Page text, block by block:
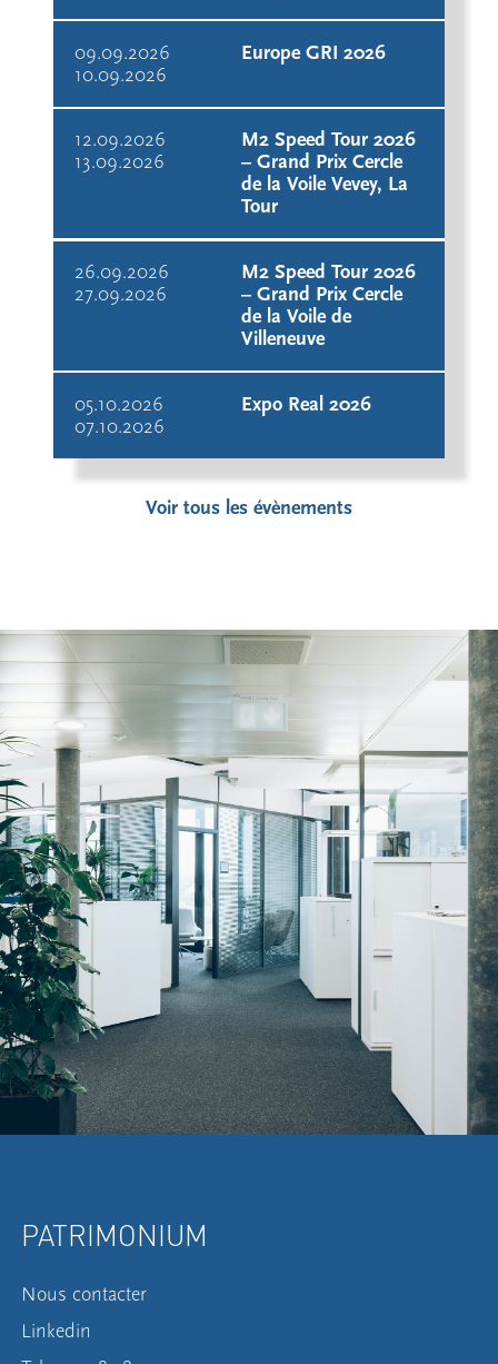
09.09.2026
10.09.2026
Europe GRI 2026
12.09.2026
13.09.2026
M2 Speed Tour 2026
– Grand Prix Cercle
de la Voile Vevey, La
Tour
26.09.2026
27.09.2026
M2 Speed Tour 2026
– Grand Prix Cercle
de la Voile de
Villeneuve
05.10.2026
07.10.2026
Expo Real 2026
Voir tous les évènements
PATRIMONIUM
Nous contacter
Linkedin